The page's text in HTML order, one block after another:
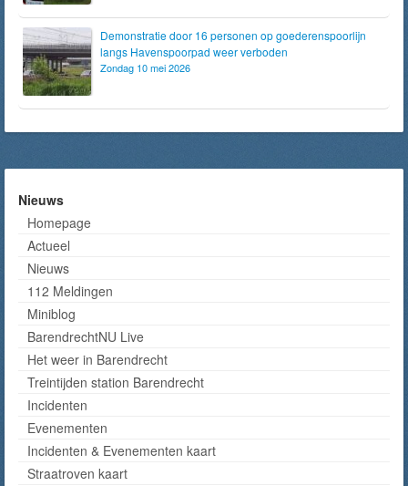
Demonstratie door 16 personen op goederenspoorlijn
langs Havenspoorpad weer verboden
Zondag 10 mei 2026
Nieuws
Homepage
Actueel
Nieuws
112 Meldingen
Miniblog
BarendrechtNU Live
Het weer in Barendrecht
Treintijden station Barendrecht
Incidenten
Evenementen
Incidenten & Evenementen kaart
Straatroven kaart